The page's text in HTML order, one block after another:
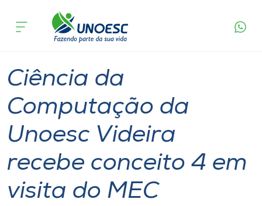
Cursos
Pesquisa
Atendimento ao Estudante
Portal de Ensino
acontece
Ciência da
Computação da
Unoesc Videira
recebe conceito 4 em
visita do MEC